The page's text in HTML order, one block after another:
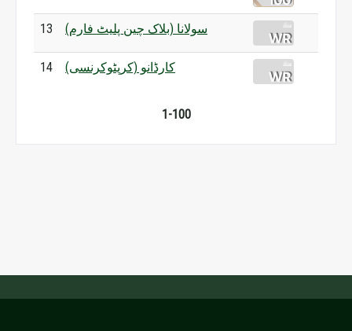
13 سولانا (بلاک چین پلیٹ فارم)
14 کارڈانو (کرپٹوکرنسی)
1-100